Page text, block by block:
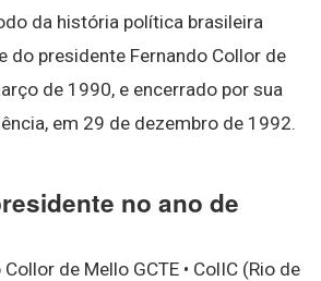
da história política brasileira
do presidente Fernando Collor de
de 1990, e encerrado por sua
em 29 de dezembro de 1992.
no ano de
de Mello GCTE • ColIC (Rio de